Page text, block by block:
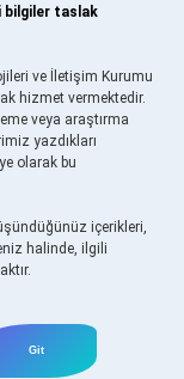
bilgiler taslak
ve İletişim Kurumu
hizmet vermektedir.
veya araştırma
yazdıkları
olarak bu
içerikleri,
halinde, ilgili